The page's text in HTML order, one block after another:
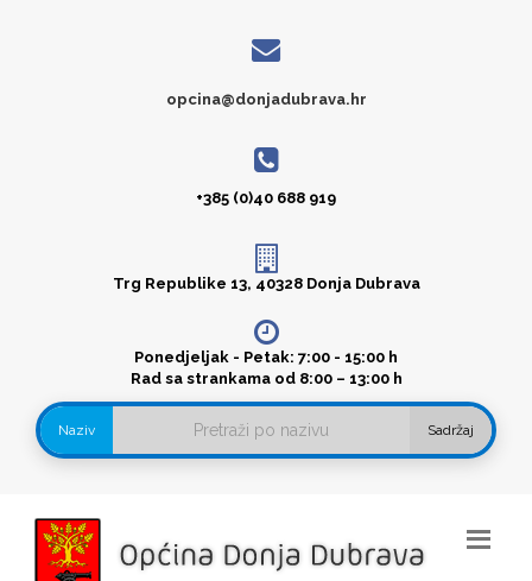
opcina@donjadubrava.hr
+385 (0)40 688 919
Trg Republike 13, 40328 Donja Dubrava
Ponedjeljak - Petak: 7:00 - 15:00 h
Rad sa strankama od 8:00 – 13:00 h
Naziv Sadržaj